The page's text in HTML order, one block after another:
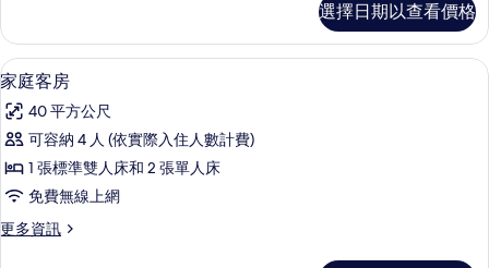
相
片
房
的
詳
情
選擇日期以查看價格
顯
示
家
庭
客
的
高級寢具、書桌、隔音、免費無線上網
4
家庭客房
40 平方公尺
可容納 4 人 (依實際入住人數計費)
1 張標準雙人床和 2 張單人床
免費無線上網
更多資訊
更